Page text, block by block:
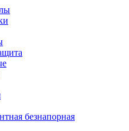
безнапорная